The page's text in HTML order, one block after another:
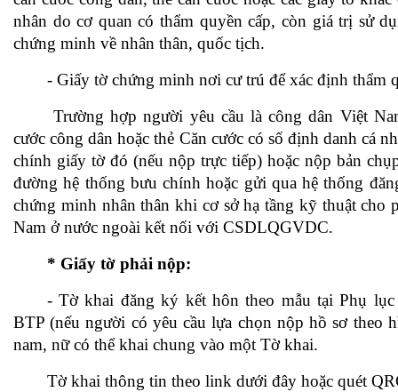
nhân do cơ quan có thẩm quyền cấp, còn giá trị sử
chứng minh về nhân thân, quốc tịch.
- Giấy tờ chứng minh nơi cư trú để xác định thẩm
Trường hợp người yêu cầu là công dân Việt
cước công dân hoặc thẻ Căn cước có số định danh cá
chính giấy tờ đó (nếu nộp trực tiếp) hoặc nộp bản
đường hệ thống bưu chính hoặc gửi qua hệ thống
chứng minh nhân thân khi cơ sở hạ tầng kỹ thuật cho
Nam ở nước ngoài kết nối với CSDLQGVDC.
* Giấy tờ phải nộp:
- Tờ khai đăng ký kết hôn theo mẫu tại Phụ
BTP (nếu người có yêu cầu lựa chọn nộp hồ sơ theo
nam, nữ có thể khai chung vào một Tờ khai.
Tờ khai thông tin theo link dưới đây hoặc quét